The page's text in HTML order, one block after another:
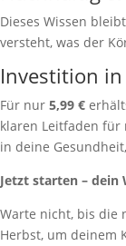
Dieses Wissen
versteht, was der
Investition
Für nur 5,99 €
klaren Leitfaden für
in deine
Jetzt starten –
Warte nicht, bis die
Herbst, um deinem